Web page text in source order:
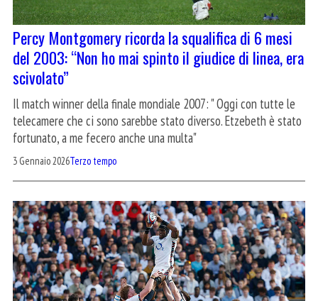
Percy Montgomery ricorda la squalifica di 6 mesi
del 2003: “Non ho mai spinto il giudice di linea, era
scivolato”
Il match winner della finale mondiale 2007: " Oggi con tutte le
telecamere che ci sono sarebbe stato diverso. Etzebeth è stato
fortunato, a me fecero anche una multa"
3 Gennaio 2026Terzo tempo